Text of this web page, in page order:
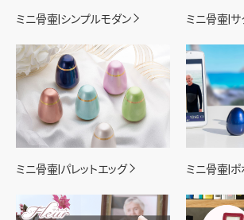
ミニ骨壷|シンプルモダン ミニ骨壷|サ
ミニ骨壷|パレットエッグ ミニ骨壷|ポ